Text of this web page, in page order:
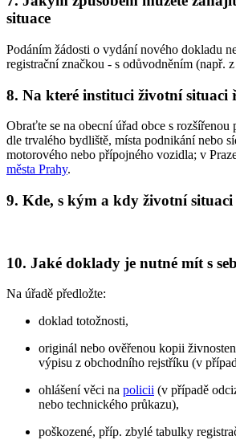
situace
Podáním žádosti o vydání nového dokladu
registrační značkou - s odůvodněním (např.
8. Na které instituci životní situaci
Obraťte se na obecní úřad obce s rozšířenou
dle trvalého bydliště, místa podnikání nebo
motorového nebo přípojného vozidla; v
města Prahy.
9. Kde, s kým a kdy životní situaci
10. Jaké doklady je nutné mít s
Na úřadě předložte:
doklad totožnosti,
originál nebo ověřenou kopii
výpisu z obchodního rejstříku (v
ohlášení věci na policii (v případě
nebo technického průkazu),
poškozené, příp. zbylé tabulky